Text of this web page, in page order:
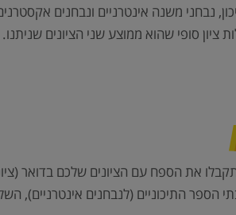
נבחני משנה אינטרניים ונבחנים
ציון סופי שהוא ממוצע שני הציונים
את הספח עם הציונים שלכם בדואר
הספר התיכוניים (לנבחנים אינטרניים),